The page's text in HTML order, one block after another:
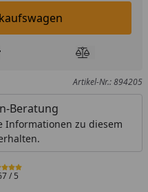
den Einkaufswagen legen
hinzufügenProdukt
Artikel-Nr.: 894205
Beratung
Informationen zu diesem
/ 5